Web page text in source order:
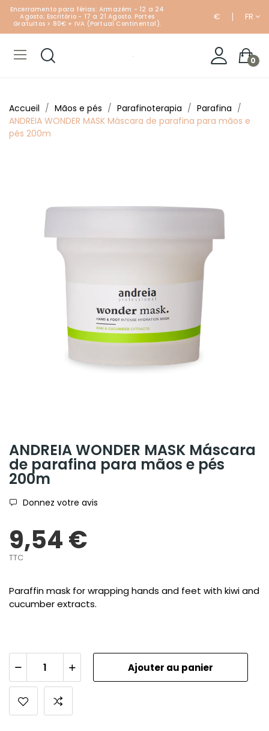
Encerramento para férias: Armazém - 12 a 24
Agosto; Escritório - 17 a 21 Agosto. Portes
Gratuitos > 80€ + IVA (Portual Continental).
€ FR
0
Accueil Mãos e pés Parafinoterapia
Parafina
ANDREIA WONDER MASK Máscara de parafina para mãos e
pés 200m
ANDREIA WONDER MASK Máscara
de parafina para mãos e pés
200m
Donnez votre avis
9,54 €
TTC
Paraffin mask for wrapping hands and feet with kiwi and
cucumber extracts.
Ajouter au panier